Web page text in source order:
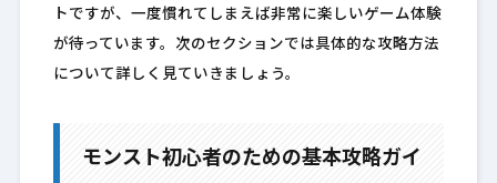
トですが、一度慣れてしまえば非常に楽しいゲーム体験
が待っています。次のセクションでは具体的な攻略方法
について詳しく見ていきましょう。
モンスト初心者のための基本攻略ガイ